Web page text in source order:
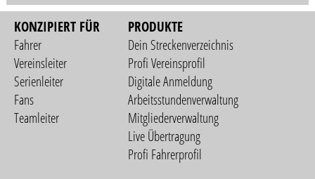
KONZIPIERT FÜR
Fahrer
Vereinsleiter
Serienleiter
Fans
Teamleiter
PRODUKTE
Dein Streckenverzeichnis
Profi Vereinsprofil
Digitale Anmeldung
Arbeitsstundenverwaltung
Mitgliederverwaltung
Live Übertragung
Profi Fahrerprofil